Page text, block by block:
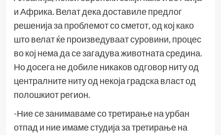
и Африка. Велат дека доставиле предлог
решенија за проблемот со сметот, од кој како
што велат ќе произведуваат суровини, процес
во кој нема да се загадува животната средина.
Но досега не добиле никаков одговор ниту од
централните ниту од некоја градска власт од
полошкиот регион.
-Ние се занимаваме со третирање на урбан
отпад и ние имаме студија за третирање на